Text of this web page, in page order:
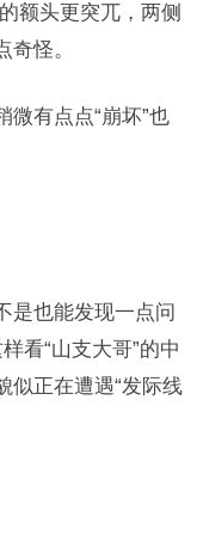
额头更突兀，两侧
怪。
有点点“崩坏”也
也能发现一点问
看“山支大哥”的中
似正在遭遇“发际线